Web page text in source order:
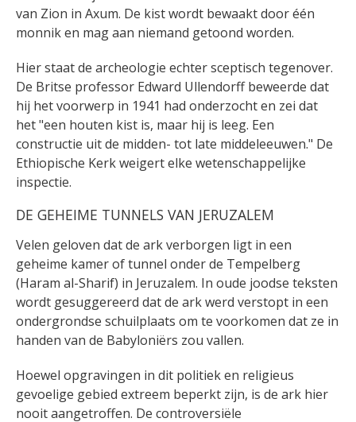
van Zion in Axum. De kist wordt bewaakt door één
monnik en mag aan niemand getoond worden.
Hier staat de archeologie echter sceptisch tegenover.
De Britse professor Edward Ullendorff beweerde dat
hij het voorwerp in 1941 had onderzocht en zei dat
het "een houten kist is, maar hij is leeg. Een
constructie uit de midden- tot late middeleeuwen." De
Ethiopische Kerk weigert elke wetenschappelijke
inspectie.
DE GEHEIME TUNNELS VAN JERUZALEM
Velen geloven dat de ark verborgen ligt in een
geheime kamer of tunnel onder de Tempelberg
(Haram al-Sharif) in Jeruzalem. In oude joodse teksten
wordt gesuggereerd dat de ark werd verstopt in een
ondergrondse schuilplaats om te voorkomen dat ze in
handen van de Babyloniërs zou vallen.
Hoewel opgravingen in dit politiek en religieus
gevoelige gebied extreem beperkt zijn, is de ark hier
nooit aangetroffen. De controversiële